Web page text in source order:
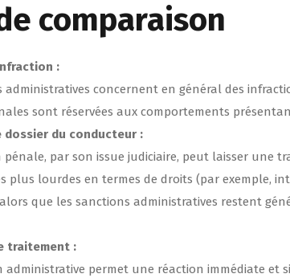
comparaison
:
administratives concernent en général des
sont réservées aux comportements
dossier du conducteur :
pénale, par son issue judiciaire, peut laisser une
plus lourdes en termes de droits (par exemple,
que les sanctions administratives restent
traitement :
administrative permet une réaction immédiate